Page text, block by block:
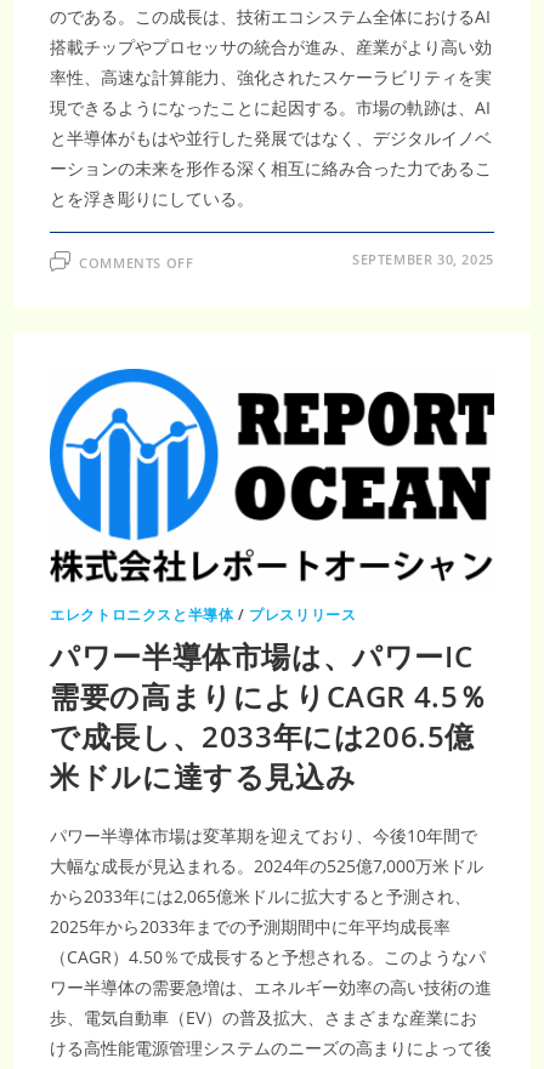
のである。この成長は、技術エコシステム全体におけるAI
搭載チップやプロセッサの統合が進み、産業がより高い効
率性、高速な計算能力、強化されたスケーラビリティを実
現できるようになったことに起因する。市場の軌跡は、AI
と半導体がもはや並行した発展ではなく、デジタルイノベ
ーションの未来を形作る深く相互に絡み合った力であるこ
とを浮き彫りにしている。
COMMENTS OFFON
工
知
能
（AI）
市
場
は、
再
能
エ
ネ
ル
ギ
シ
ス
テ
ム
の
拡
大
に
よ
り、
年
ま
で
に
3216
億
6600
万
米
ド
ル
に
達
す
る
と
SEPTEMBER 30, 2025
エレクトロニクスと半導体/ プレスリリース
パワー半導体市場は、パワーIC
需要の高まりによりCAGR 4.5％
で成長し、2033年には206.5億
米ドルに達する見込み
パワー半導体市場は変革期を迎えており、今後10年間で
大幅な成長が見込まれる。2024年の525億7,000万米ドル
から2033年には2,065億米ドルに拡大すると予測され、
2025年から2033年までの予測期間中に年平均成長率
（CAGR）4.50％で成長すると予想される。このようなパ
ワー半導体の需要急増は、エネルギー効率の高い技術の進
歩、電気自動車（EV）の普及拡大、さまざまな産業にお
ける高性能電源管理システムのニーズの高まりによって後